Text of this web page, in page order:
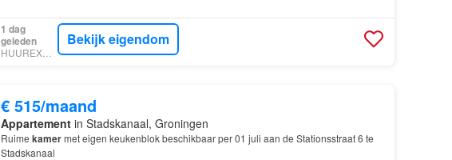
1 dag
geleden
HUUREXPERT
Bekijk eigendom
€ 515/maand
Appartementin Stadskanaal, Groningen
Ruime kamermet eigen keukenblok beschikbaar per 01 juli aan de Stationsstraat 6 te
Stadskanaal